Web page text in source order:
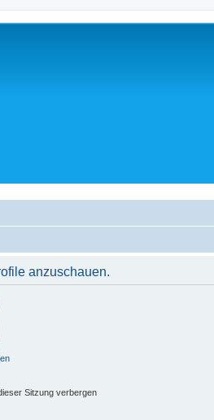
anzuschauen.
Sitzung verbergen